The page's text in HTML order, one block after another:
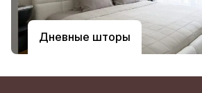
Дневные шторы